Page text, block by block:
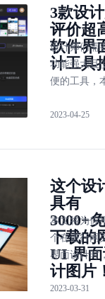
计提供智能
计，即时设
协作式设计
3款设
评价超
软件界
计工具
设计师们需
功能强大且
便的工具，
使用频率高
工具，分别
Adobe XD。
2023-04-25
这个设
具有
3000+
下载的
UI 界
计图片
本文将为你
个在进行网
界面设计时
图片免费下
站。分别是
2023-03-31